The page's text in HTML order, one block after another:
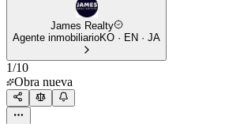
James Realty
Agente inmobiliarioKO · EN · JA
1/10
Obra nueva